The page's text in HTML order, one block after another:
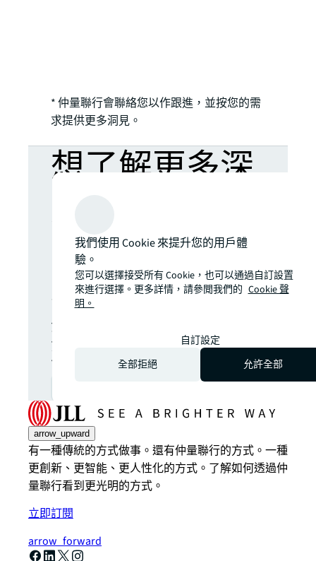
* 仲量聯行會聯絡您以作跟進，並按您的需
求提供更多洞見。
想了解更多深
時掌握最新市
場動態。
全球商業房地產市場的最新
消息、深度分析與投資機
會，直接送達您的電郵。
arrow_upward
有一種傳統的方式做事。還有仲量聯行的方式。一種
更創新、更智能、更人性化的方式。了解如何透過仲
量聯行看到更光明的方式。
立即訂閱
arrow_forward
我們使用 Cookie 來提升您的用戶體
驗。
您可以選擇接受所有 Cookie，也可以通過自訂設置
來進行選擇。更多詳情，請參閲我們的 Cookie 聲
明。
自訂設定
全部拒絕
允許全部